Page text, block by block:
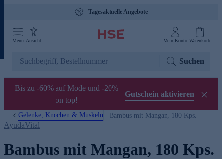
Tagesaktuelle Angebote
Menü Ansicht Mein Konto Warenkorb
Suchen
Bis zu -60% auf Mode und -20%
on top!
Gutschein aktivieren
Gelenke, Knochen & Muskeln Bambus mit Mangan, 180 Kps.
AyudaVital
Bambus mit Mangan, 180 Kps.